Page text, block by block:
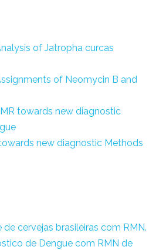
of Jatropha curcas
of Neomycin B and
towards new diagnostic
new diagnostic Methods
de cervejas brasileiras com RMN.
de Dengue com RMN de